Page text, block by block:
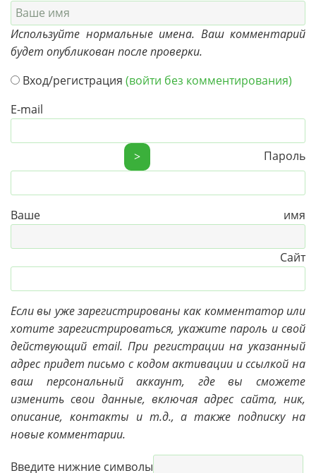
Используйте нормальные имена. Ваш комментарий
будет опубликован после проверки.
Вход/регистрация (войти без комментирования)
E-mail
> Пароль
Ваше имя
Сайт
Если вы уже зарегистрированы как комментатор или
хотите зарегистрироваться, укажите пароль и свой
действующий email. При регистрации на указанный
адрес придет письмо с кодом активации и ссылкой на
ваш персональный аккаунт, где вы сможете
изменить свои данные, включая адрес сайта, ник,
описание, контакты и т.д., а также подписку на
новые комментарии.
Введите нижние символы